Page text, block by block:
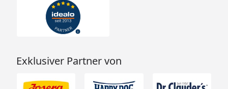
Exklusiver Partner von